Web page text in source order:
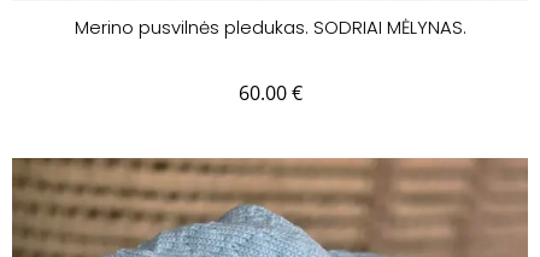
Merino pusvilnės pledukas. SODRIAI MĖLYNAS.
60.00€